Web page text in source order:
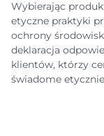
Wybierając
etyczne praktyki
ochrony
deklaracja
klientów, którzy
świadome